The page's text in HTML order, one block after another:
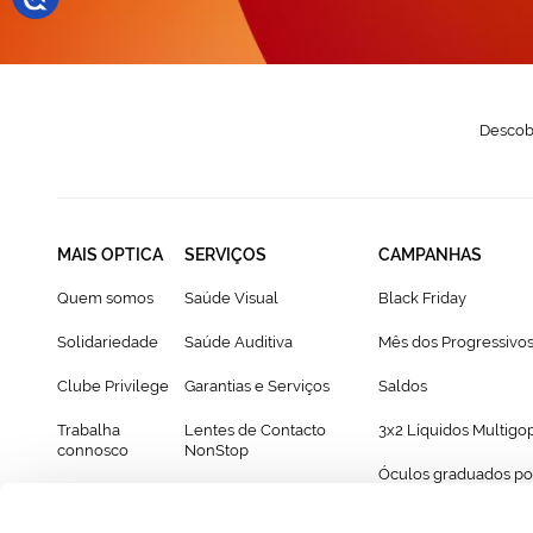
MAIS OPTICA
Quem somos
Solidariedade
Clube Privilege
Trabalha
connosco
SERVIÇOS
Saúde Visual
Saúde Auditiva
Garantias e Serviços
Lentes de Contacto
NonStop
CAMPANHAS
Black Friday
Mês dos Progressivos
Saldos
3x2 Líquidos
Óculos graduados